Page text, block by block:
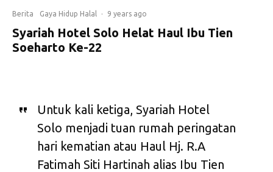
Berita Gaya Hidup Halal · 9 years ago
Syariah Hotel Solo Helat Haul Ibu Tien
Soeharto Ke-22
Untuk kali ketiga, Syariah Hotel
Solo menjadi tuan rumah peringatan
hari kematian atau Haul Hj. R.A
Fatimah Siti Hartinah alias Ibu Tien